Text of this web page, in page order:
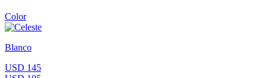
Color
Blanco
USD 145